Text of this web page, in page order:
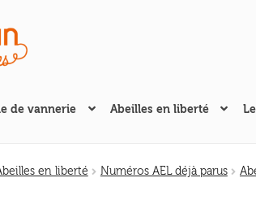
de vannerie Abeilles en liberté
en liberté Numéros AEL déjà parus